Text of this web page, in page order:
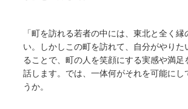
「町を訪れる若者の中には、東北と全く縁
い。しかしこの町を訪れて、自分がやりた
ることで、町の人を笑顔にする実感や満足
話します。では、一体何がそれを可能にし
うか。